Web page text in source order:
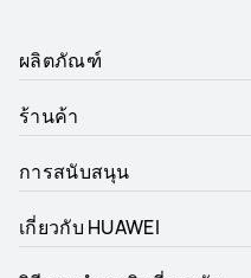
ผลิตภัณฑ์
ร้านค้า
การสนับสนุน
เกี่ยวกับ HUAWEI